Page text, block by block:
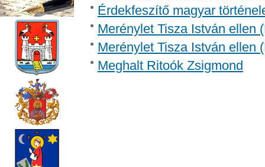
Érdekfeszítő magyar
Merénylet Tisza István ellen
Merénylet Tisza István ellen
Meghalt Ritoók Zsigmond